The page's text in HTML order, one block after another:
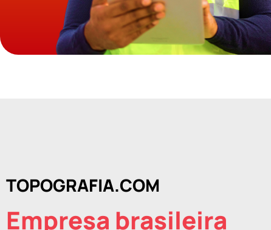
TOPOGRAFIA.COM
Empresa brasileira